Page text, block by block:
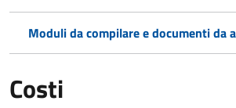
Moduli da compilare e documenti da
Costi